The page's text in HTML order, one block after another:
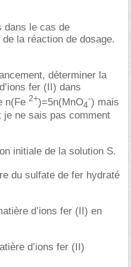
dans le cas de
de la réaction de dosage.
déterminer la
fer (II) dans
n(Fe 2+)=5n(MnO4
-) mais
ne sais pas comment
initiale de la solution S.
du sulfate de fer hydraté
d’ions fer (II) en
d’ions fer (II)